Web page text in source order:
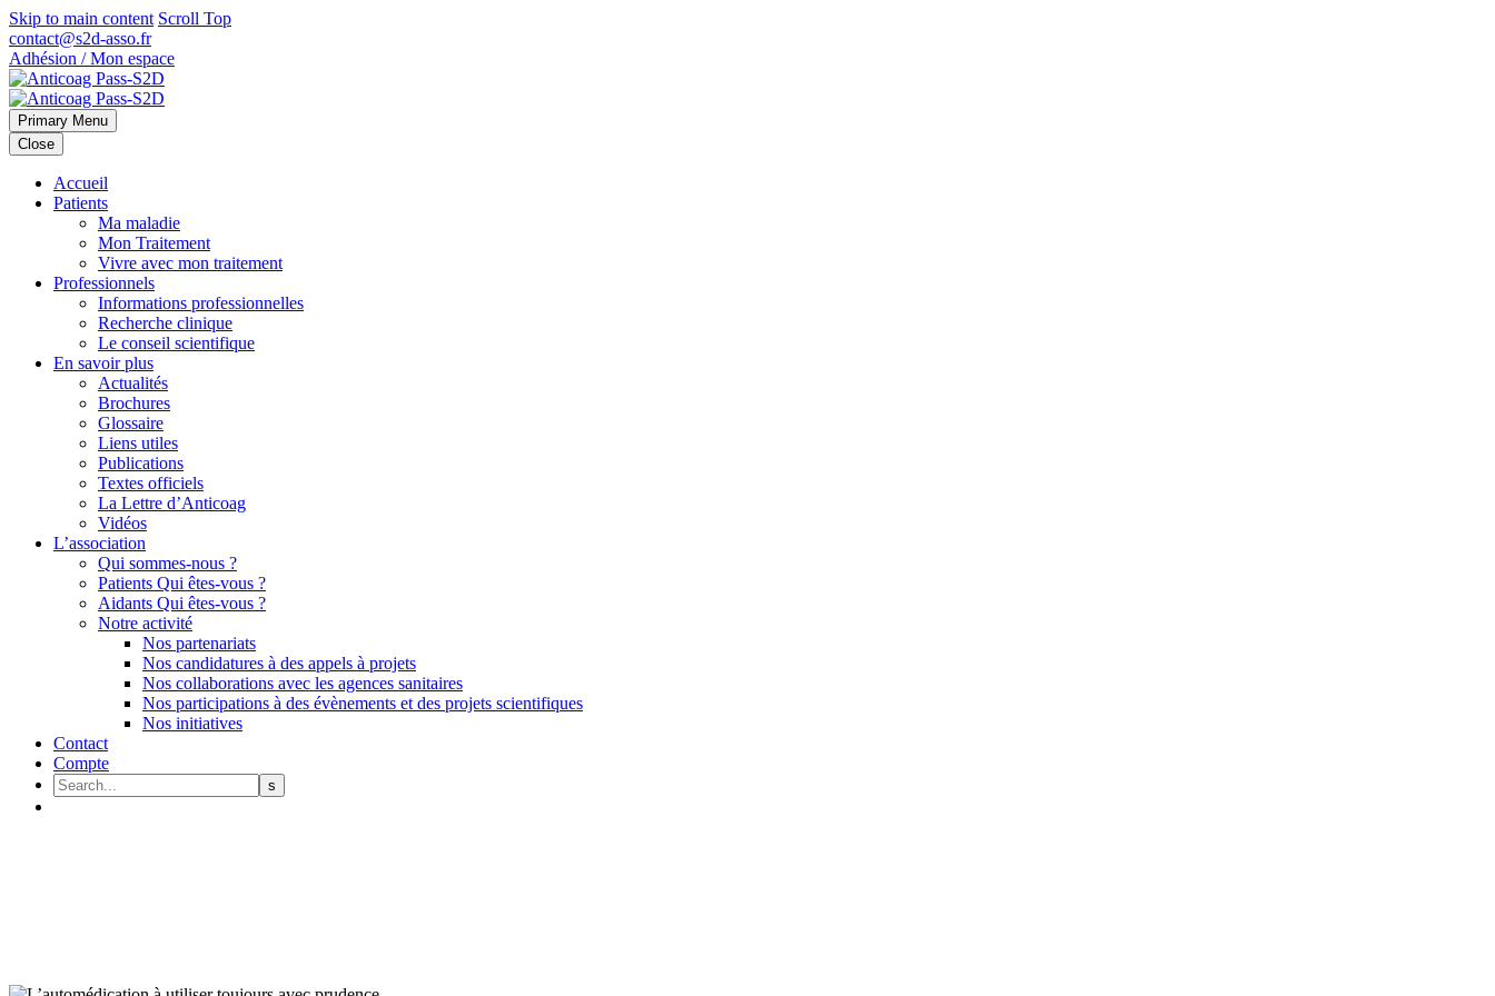
Skip to main content Scroll Top
contact@s2d-asso.fr
Adhésion / Mon espace
Primary Menu
Close
Accueil
Patients
Ma maladie
Mon Traitement
Vivre avec mon traitement
Professionnels
Informations professionnelles
Recherche clinique
Le conseil scientifique
En savoir plus
Actualités
Brochures
Glossaire
Liens utiles
Publications
Textes officiels
La Lettre d’Anticoag
Vidéos
L’association
Qui sommes-nous ?
Patients Qui êtes-vous ?
Aidants Qui êtes-vous ?
Notre activité
Nos partenariats
Nos candidatures à des appels à projets
Nos collaborations avec les agences sanitaires
Nos participations à des évènements et des projets scientifiques
Nos initiatives
Contact
Compte